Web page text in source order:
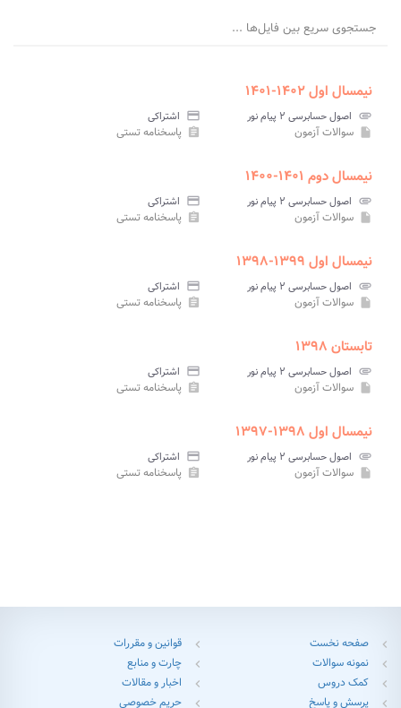
جستجوی سریع بین فایل‌ها ...
نیمسال اول ۱۴۰۲-۱۴۰۱
attachment اصول حسابرسی ۲ پیام نور credit_card اشتراکی
insert_drive_file سوالات آزمون assignment پاسخنامه تستی
نیمسال دوم ۱۴۰۱-۱۴۰۰
attachment اصول حسابرسی ۲ پیام نور credit_card اشتراکی
insert_drive_file سوالات آزمون assignment پاسخنامه تستی
نیمسال اول ۱۳۹۹-۱۳۹۸
attachment اصول حسابرسی ۲ پیام نور credit_card اشتراکی
insert_drive_file سوالات آزمون assignment پاسخنامه تستی
تابستان ۱۳۹۸
attachment اصول حسابرسی ۲ پیام نور credit_card اشتراکی
insert_drive_file سوالات آزمون assignment پاسخنامه تستی
نیمسال اول ۱۳۹۸-۱۳۹۷
attachment اصول حسابرسی ۲ پیام نور credit_card اشتراکی
insert_drive_file سوالات آزمون assignment پاسخنامه تستی
chevron_left صفحه نخست chevron_left قوانین و مقررات
chevron_left نمونه سوالات chevron_left چارت و منابع
chevron_left کمک دروس chevron_left اخبار و مقالات
chevron_left پرسش و پاسخ chevron_left حریم خصوصی